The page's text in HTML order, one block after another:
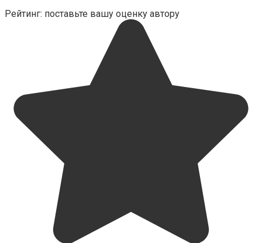
Рейтинг: поставьте вашу оценку автору